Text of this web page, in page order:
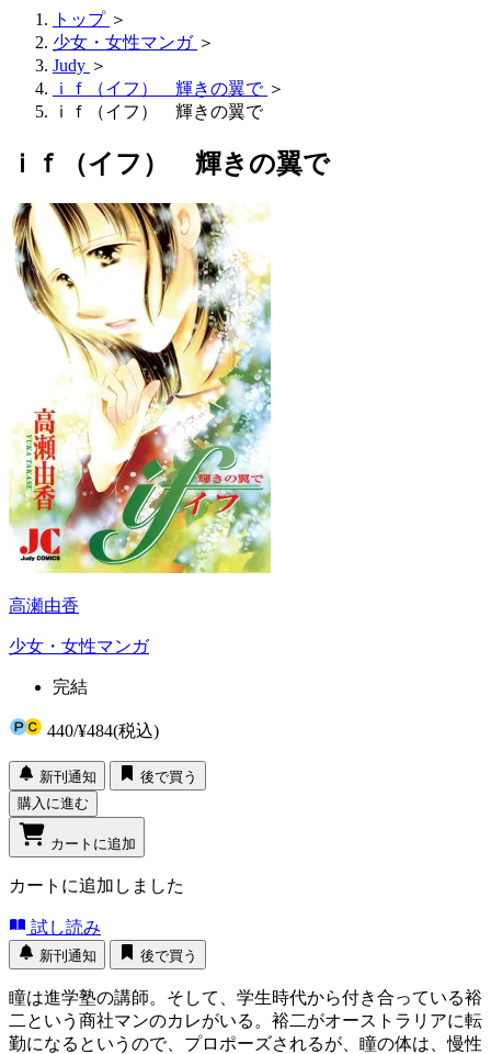
トップ ＞
少女・女性マンガ ＞
Judy ＞
ｉｆ（イフ） 輝きの翼で ＞
ｉｆ（イフ） 輝きの翼で
ｉｆ（イフ） 輝きの翼で
高瀬由香
少女・女性マンガ
完結
440/¥484(税込)
新刊通知
後で買う
購入に進む
カートに追加
カートに追加しました
試し読み
新刊通知 後で買う
瞳は進学塾の講師。そして、学生時代から付き合っている裕
二という商社マンのカレがいる。裕二がオーストラリアに転
勤になるというので、プロポーズされるが、瞳の体は、慢性